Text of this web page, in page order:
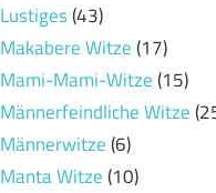
Lustiges(43)
Makabere Witze(17)
Mami-Mami-Witze(15)
Männerfeindliche Witze
Männerwitze(6)
Manta Witze(10)